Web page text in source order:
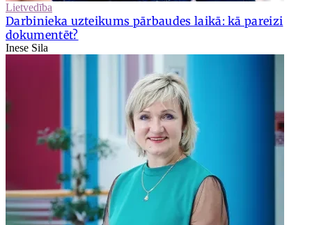
Lietvedība
Darbinieka uzteikums pārbaudes laikā: kā pareizi
dokumentēt?
Inese Sila